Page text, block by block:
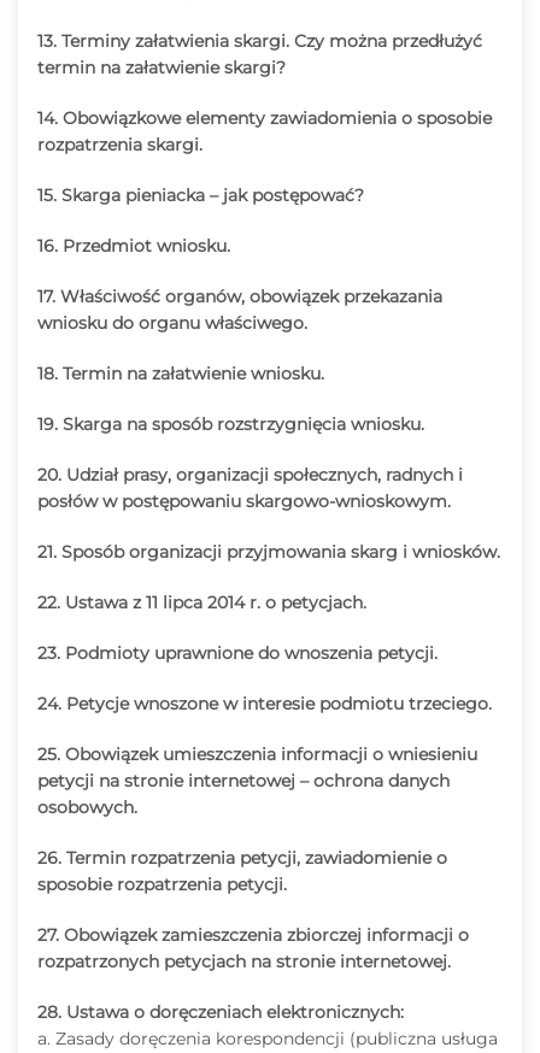
13. Terminy załatwienia skargi. Czy można przedłużyć
termin na załatwienie skargi?
14. Obowiązkowe elementy zawiadomienia o sposobie
rozpatrzenia skargi.
15. Skarga pieniacka – jak postępować?
16. Przedmiot wniosku.
17. Właściwość organów, obowiązek przekazania
wniosku do organu właściwego.
18. Termin na załatwienie wniosku.
19. Skarga na sposób rozstrzygnięcia wniosku.
20. Udział prasy, organizacji społecznych, radnych i
posłów w postępowaniu skargowo-wnioskowym.
21. Sposób organizacji przyjmowania skarg i wniosków.
22. Ustawa z 11 lipca 2014 r. o petycjach.
23. Podmioty uprawnione do wnoszenia petycji.
24. Petycje wnoszone w interesie podmiotu trzeciego.
25. Obowiązek umieszczenia informacji o wniesieniu
petycji na stronie internetowej – ochrona danych
osobowych.
26. Termin rozpatrzenia petycji, zawiadomienie o
sposobie rozpatrzenia petycji.
27. Obowiązek zamieszczenia zbiorczej informacji o
rozpatrzonych petycjach na stronie internetowej.
28. Ustawa o doręczeniach elektronicznych:
a. Zasady doręczenia korespondencji (publiczna usługa